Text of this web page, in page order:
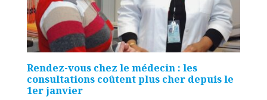
Rendez-vous chez le médecin : les
consultations coûtent plus cher depuis le
1er janvier